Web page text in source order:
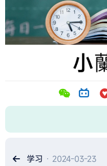
内
容
学习 · 2024-03-23